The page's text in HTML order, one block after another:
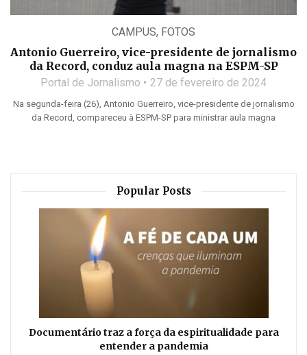
CAMPUS, FOTOS
Antonio Guerreiro, vice-presidente de jornalismo
da Record, conduz aula magna na ESPM-SP
Portal de Jornalismo 27 de fevereiro de 2024
Na segunda-feira (26), Antonio Guerreiro, vice-presidente de jornalismo
da Record, compareceu à ESPM-SP para ministrar aula magna
Popular Posts
Documentário traz a força da espiritualidade para
entender a pandemia